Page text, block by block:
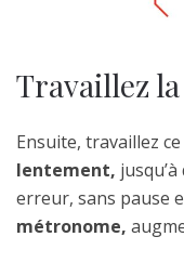
Travaillez
Ensuite, travaillez
lentement,
erreur, sans pause
métronome,